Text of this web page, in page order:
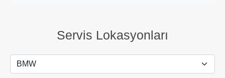
Servis Lokasyonları